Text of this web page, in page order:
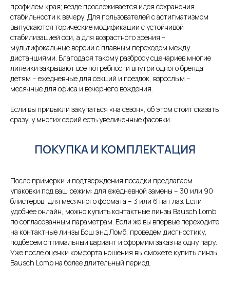
профилем края; везде прослеживается идея сохранения
стабильности к вечеру. Для пользователей с астигматизмом
выпускаются торические модификации с устойчивой
стабилизацией оси, а для возрастного зрения –
мультифокальные версии с плавным переходом между
дистанциями. Благодаря такому разбросу сценариев многие
линейки закрывают все потребности внутри одного бренда:
детям – ежедневные для секций и поездок, взрослым –
месячные для офиса и вечернего вождения.
Если вы привыкли закупаться «на сезон», об этом стоит сказать
сразу: у многих серий есть увеличенные фасовки.
ПОКУПКА И КОМПЛЕКТАЦИЯ
После примерки и подтверждения посадки предлагаем
упаковки под ваш режим: для ежедневной замены – 30 или 90
блистеров, для месячного формата – 3 или 6 на глаз. Если
удобнее онлайн, можно купить контактные линзы Bausch Lomb
по согласованным параметрам. Если же вы впервые переходите
на контактные линзы Бош энд Ломб, проведем дисгностику,
подберем оптимальный вариант и оформим заказ на одну пару.
Уже после оценки комфорта ношения вы сможете купить линзы
Bausch Lomb на более длительный период.